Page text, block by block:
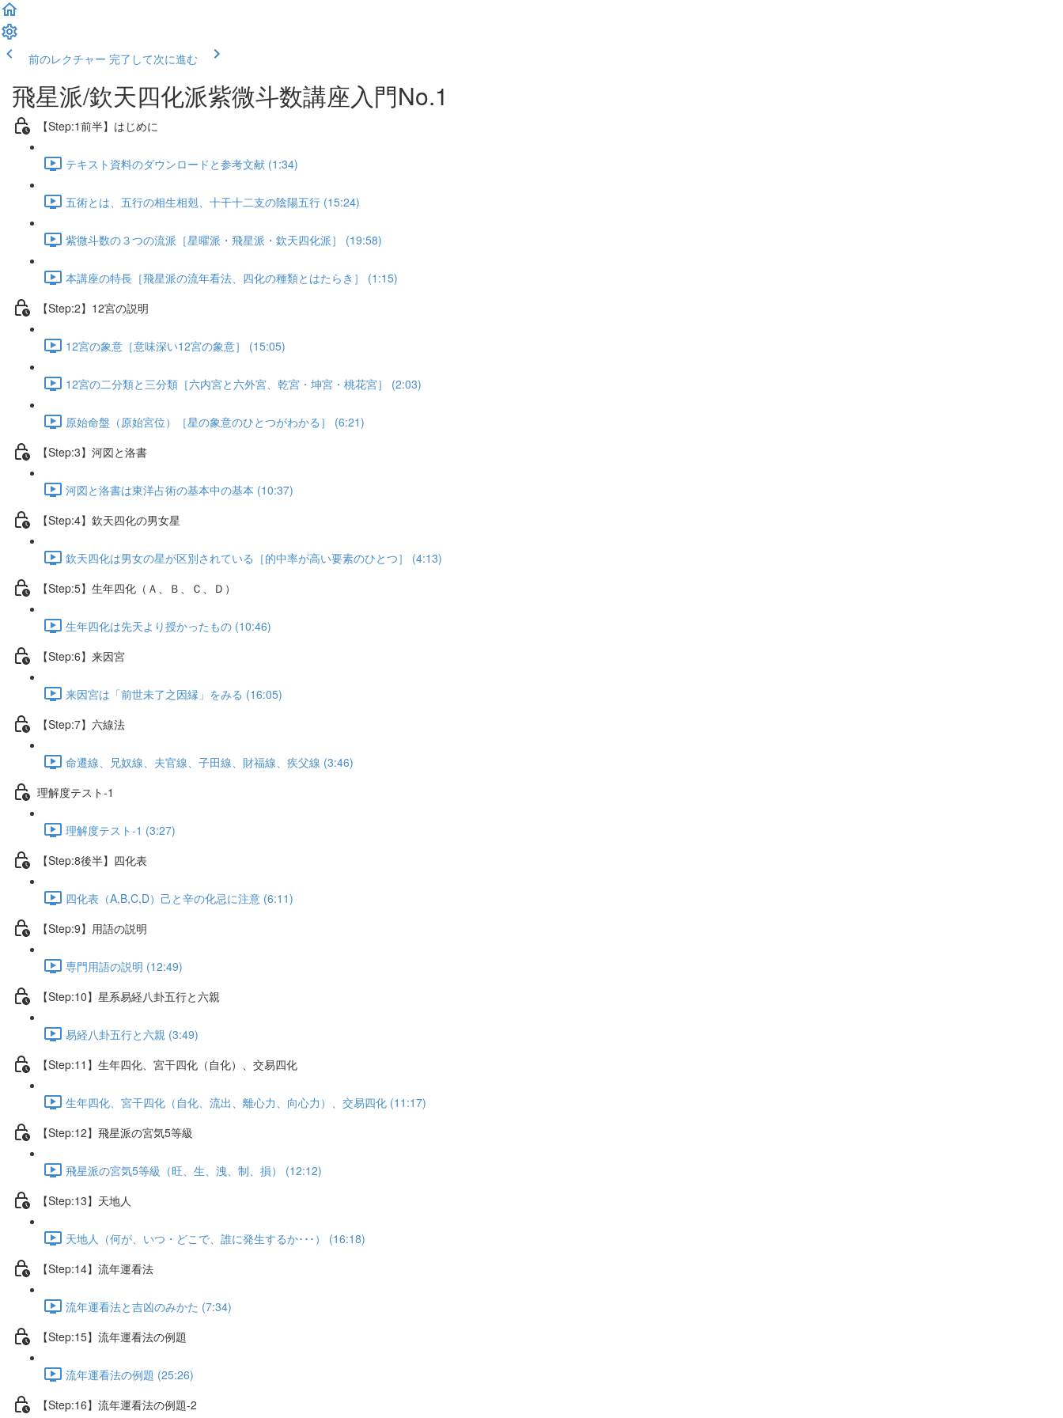
前のレクチャー 完了して次に進む
飛星派/欽天四化派紫微斗数講座入門No.1
【Step:1前半】はじめに
テキスト資料のダウンロードと参考文献 (1:34)
五術とは、五行の相生相剋、十干十二支の陰陽五行 (15:24)
紫微斗数の３つの流派［星曜派・飛星派・欽天四化派］ (19:58)
本講座の特長［飛星派の流年看法、四化の種類とはたらき］ (1:15)
【Step:2】12宮の説明
12宮の象意［意味深い12宮の象意］ (15:05)
12宮の二分類と三分類［六内宮と六外宮、乾宮・坤宮・桃花宮］ (2:03)
原始命盤（原始宮位）［星の象意のひとつがわかる］ (6:21)
【Step:3】河図と洛書
河図と洛書は東洋占術の基本中の基本 (10:37)
【Step:4】欽天四化の男女星
欽天四化は男女の星が区別されている［的中率が高い要素のひとつ］ (4:13)
【Step:5】生年四化（Ａ、Ｂ、Ｃ、Ｄ）
生年四化は先天より授かったもの (10:46)
【Step:6】来因宮
来因宮は「前世未了之因縁」をみる (16:05)
【Step:7】六線法
命遷線、兄奴線、夫官線、子田線、財福線、疾父線 (3:46)
理解度テスト-1
理解度テスト-1 (3:27)
【Step:8後半】四化表
四化表（A,B,C,D）己と辛の化忌に注意 (6:11)
【Step:9】用語の説明
専門用語の説明 (12:49)
【Step:10】星系易経八卦五行と六親
易経八卦五行と六親 (3:49)
【Step:11】生年四化、宮干四化（自化）、交易四化
生年四化、宮干四化（自化、流出、離心力、向心力）、交易四化 (11:17)
【Step:12】飛星派の宮気5等級
飛星派の宮気5等級（旺、生、洩、制、損） (12:12)
【Step:13】天地人
天地人（何が、いつ・どこで、誰に発生するか･･･） (16:18)
【Step:14】流年運看法
流年運看法と吉凶のみかた (7:34)
【Step:15】流年運看法の例題
流年運看法の例題 (25:26)
【Step:16】流年運看法の例題-2